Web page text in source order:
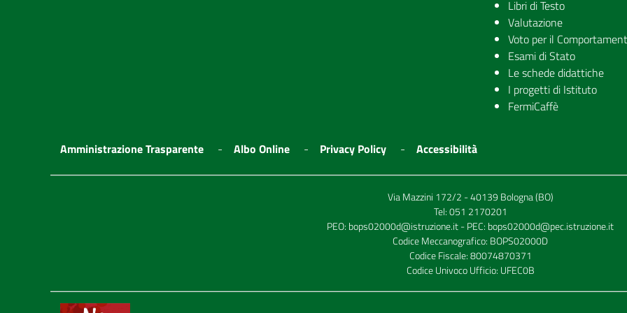
Libri di Testo
Valutazione
Voto per il
Esami di Stato
Le schede didattiche
I progetti di Istituto
FermiCaffè
Amministrazione Trasparente Albo Online Privacy Policy Accessibilità
Via Mazzini 172/2 - 40139 Bologna (BO)
Tel:051 2170201
PEO: bops02000d@istruzione.it- PEC: bops02000d@pec.istruzione.it
Codice Meccanografico: BOPS02000D
Codice Fiscale: 80074870371
Codice Univoco Ufficio: UFEC0B